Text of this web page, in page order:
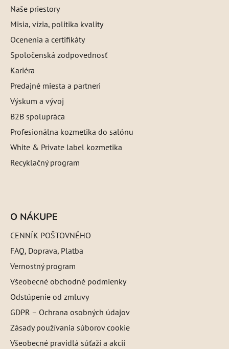
Naše priestory
Misia, vízia, politika kvality
Ocenenia a certifikáty
Spoločenská zodpovednosť
Kariéra
Predajné miesta a partneri
Výskum a vývoj
B2B spolupráca
Profesionálna kozmetika do salónu
White & Private label kozmetika
Recyklačný program
O NÁKUPE
CENNÍK POŠTOVNÉHO
FAQ, Doprava, Platba
Vernostný program
Všeobecné obchodné podmienky
Odstúpenie od zmluvy
GDPR – Ochrana osobných údajov
Zásady používania súborov cookie
Všeobecné pravidlá súťaží a akcií